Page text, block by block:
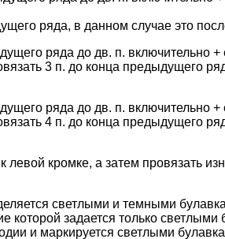
ряда, в данном случае это
ряда до дв. п. включительно
3 п. до конца предыдущего
ряда до дв. п. включительно
4 п. до конца предыдущего
левой кромке, а затем провязать
светлыми и темными
задается только светлыми
и маркируется светлыми